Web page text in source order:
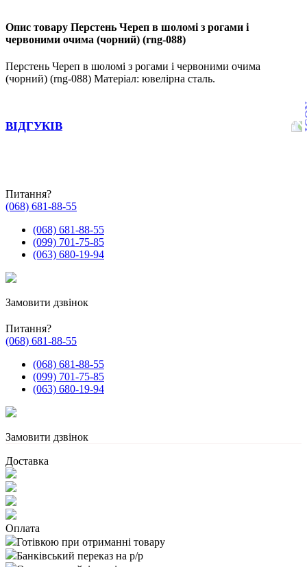
Опис товару Перстень Череп в шоломі з рогами і
червоними очима (чорний) (rng-088)
Перстень Череп в шоломі з рогами і червоними очима
(чорний) (rng-088) Матеріал: ювелірна сталь.
ВІДГУКІВ
Питання?
(068) 681-88-55
(068) 681-88-55
(099) 701-75-85
(063) 680-19-94
Замовити дзвінок
Питання?
(068) 681-88-55
(068) 681-88-55
(099) 701-75-85
(063) 680-19-94
Замовити дзвінок
Доставка
Оплата
Готівкою при отриманні товару
Банківський переказ на р/р